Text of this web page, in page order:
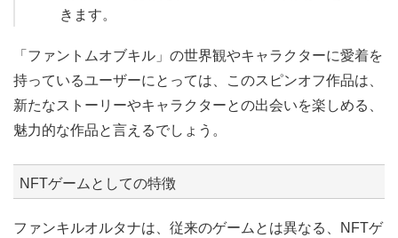
きます。
「ファントムオブキル」の世界観やキャラクターに愛着を
持っているユーザーにとっては、このスピンオフ作品は、
新たなストーリーやキャラクターとの出会いを楽しめる、
魅力的な作品と言えるでしょう。
NFTゲームとしての特徴
ファンキルオルタナは、従来のゲームとは異なる、NFTゲ